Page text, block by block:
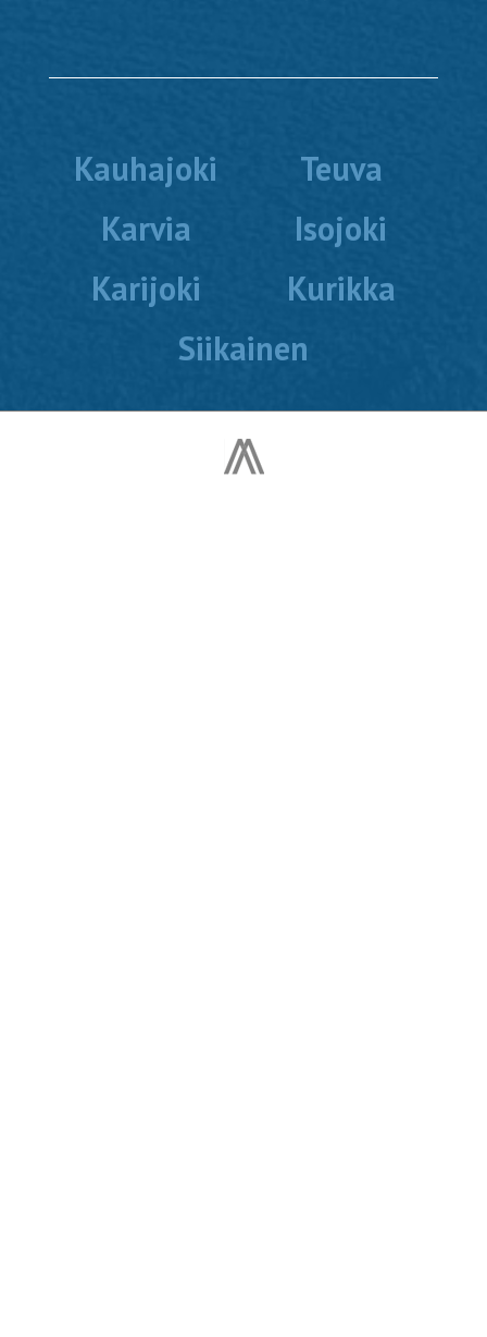
Kauhajoki
Teuva
Karvia
Isojoki
Karijoki
Kurikka
Siikainen